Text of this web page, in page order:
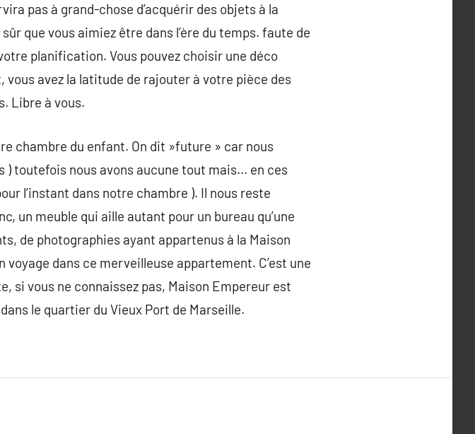
pas à grand-chose d’acquérir des objets à la
que vous aimiez être dans l’ère du temps. faute de
planification. Vous pouvez choisir une déco
vous avez la latitude de rajouter à votre pièce des
Libre à vous.
chambre du enfant. On dit »future » car nous
) toutefois nous avons aucune tout mais… en ces
l’instant dans notre chambre ). Il nous reste
un meuble qui aille autant pour un bureau qu’une
de photographies ayant appartenus à la Maison
voyage dans ce merveilleuse appartement. C’est une
si vous ne connaissez pas, Maison Empereur est
le quartier du Vieux Port de Marseille.